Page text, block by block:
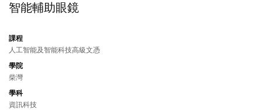
智能輔助眼鏡
課程
人工智能及智能科技高級文憑
學院
柴灣
學科
資訊科技